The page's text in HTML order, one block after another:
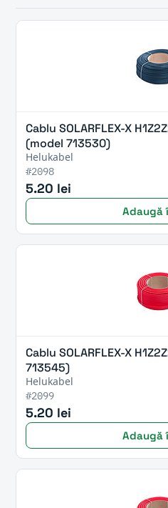
Cablu SOLARFLEX-X
(model 713530)
Helukabel
#2098
5.20 lei
Adaugă
Cablu SOLARFLEX-X
713545)
Helukabel
#2099
5.20 lei
Adaugă